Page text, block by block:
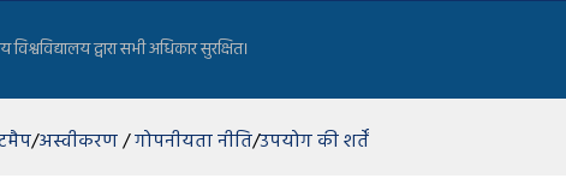
द्वारा सभी अधिकार सुरक्षित।
/अस्वीकरण/गोपनीयता नीति/उपयोग की शर्तें